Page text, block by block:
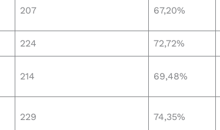
207 67,20%
224 72,72%
214 69,48%
229 74,35%